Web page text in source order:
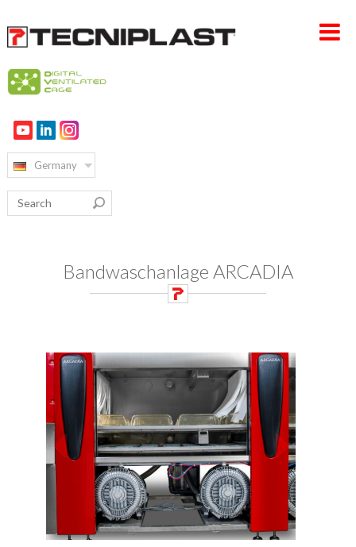
HOME PAGE
UNTERNEHMEN
PRODUKTE
Germany
Bandwaschanlage ARCADIA